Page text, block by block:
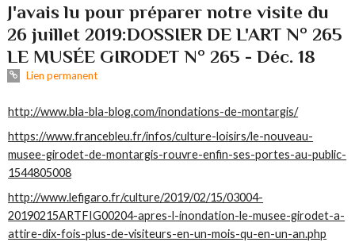
J'avais lu pour préparer notre visite du
26 juillet 2019:DOSSIER DE L'ART N° 265
LE MUSÉE GIRODET N° 265 - Déc. 18
Lien permanent
http://www.bla-bla-blog.com/inondations-de-montargis/
https://www.francebleu.fr/infos/culture-loisirs/le-nouveau-
musee-girodet-de-montargis-rouvre-enfin-ses-portes-au-public-
1544805008
http://www.lefigaro.fr/culture/2019/02/15/03004-
20190215ARTFIG00204-apres-l-inondation-le-musee-girodet-a-
attire-dix-fois-plus-de-visiteurs-en-un-mois-qu-en-un-an.php